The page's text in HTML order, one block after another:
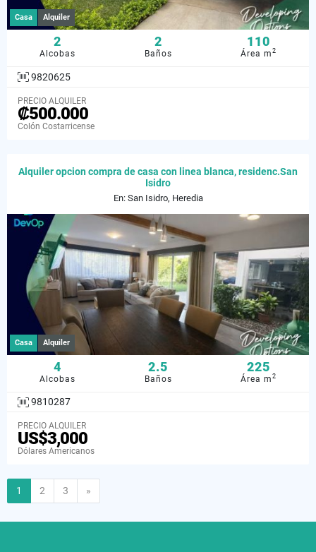
Casa Alquiler
2
Alcobas
2
Baños
110
Área m2
9820625
PRECIO ALQUILER
₡500.000
Colón Costarricense
Alquiler opcion compra de casa con linea blanca, residenc.San
Isidro
En: San Isidro, Heredia
Casa Alquiler
4
Alcobas
2.5
Baños
225
Área m2
9810287
PRECIO ALQUILER
US$3,000
Dólares Americanos
1 2 3 »